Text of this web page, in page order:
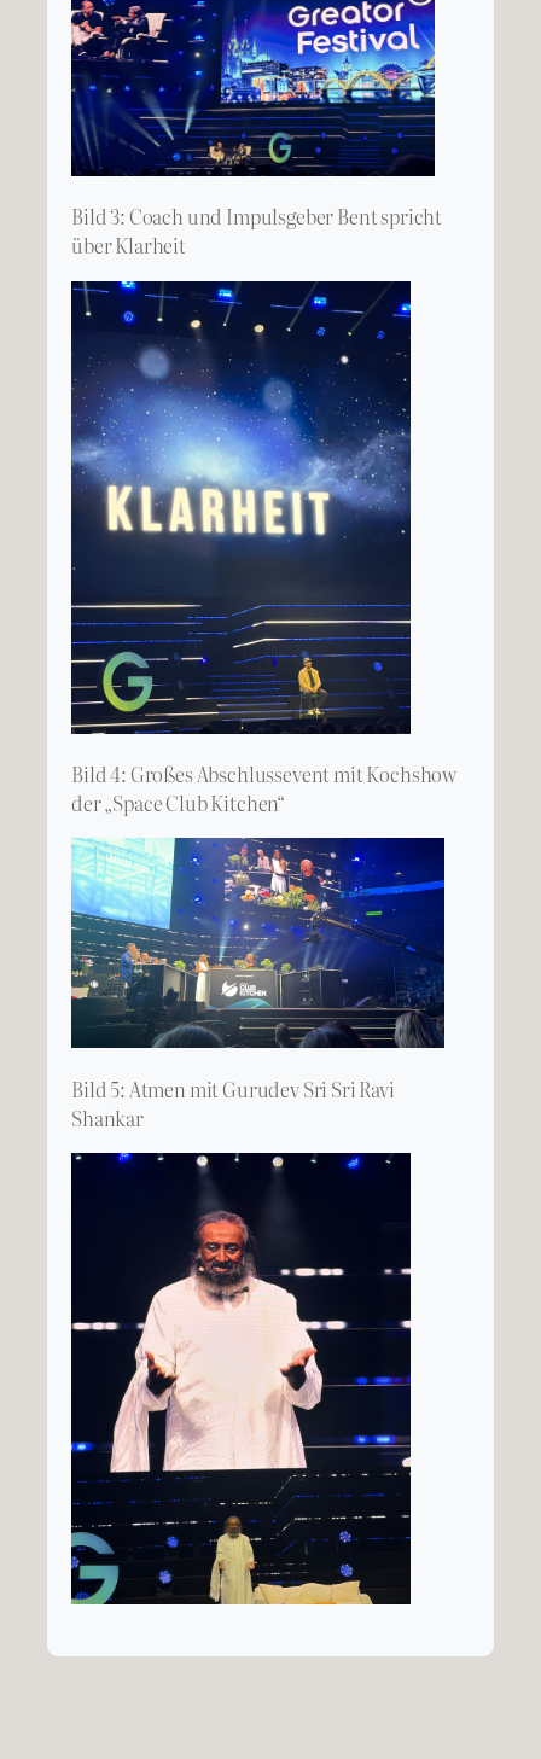
Bild 3: Coach und Impulsgeber Bent spricht
über Klarheit
Bild 4: Großes Abschlussevent mit Kochshow
der „Space Club Kitchen“
Bild 5: Atmen mit Gurudev Sri Sri Ravi
Shankar